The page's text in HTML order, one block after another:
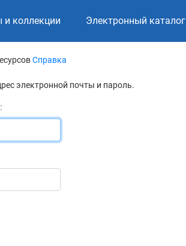
и коллекции Электронный каталог
Справка
электронной почты и пароль.